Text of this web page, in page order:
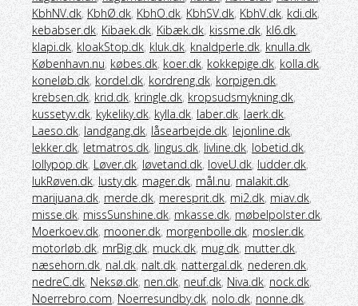
KbhNV.dk, KbhØ.dk, KbhO.dk, KbhSV.dk, KbhV.dk, kdi.dk,
kebabser.dk, Kibaek.dk, Kibæk.dk, kissme.dk, kl6.dk,
klapi.dk, kloakStop.dk, kluk.dk, knaldperle.dk, knulla.dk,
København.nu, købes.dk, koer.dk, kokkepige.dk, kolla.dk,
koneløb.dk, kordel.dk, kordreng.dk, korpigen.dk,
krebsen.dk, krid.dk, kringle.dk, kropsudsmykning.dk,
kussetyv.dk, kykeliky.dk, kylla.dk, laber.dk, laerk.dk,
Laeso.dk, landgang.dk, låsearbejde.dk, lejonline.dk,
lekker.dk, letmatros.dk, lingus.dk, livline.dk, lobetid.dk,
lollypop.dk, Løver.dk, løvetand.dk, loveU.dk, ludder.dk,
lukRøven.dk, lusty.dk, mager.dk, mål.nu, malakit.dk,
marijuana.dk, merde.dk, meresprit.dk, mi2.dk, miav.dk,
misse.dk, missSunshine.dk, mkasse.dk, møbelpolster.dk,
Moerkoev.dk, mooner.dk, morgenbolle.dk, mosler.dk,
motorløb.dk, mrBig.dk, muck.dk, mug.dk, mutter.dk,
næsehorn.dk, nal.dk, nalt.dk, nattergal.dk, nederen.dk,
nedreC.dk, Neksø.dk, nen.dk, neuf.dk, Niva.dk, nock.dk,
Noerrebro.com, Noerresundby.dk, nolo.dk, nonne.dk,